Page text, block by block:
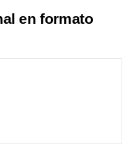
en formato